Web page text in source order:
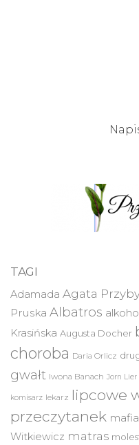
TAGI
Adamada Agata
Pruska Albatros
Krasińska Augusta Docher
choroba Daria Orlicz
gwałt Iwona Banach Jorn Lier
komisarz lekarz lipcowe
przeczytanek mafia
Witkiewicz matras